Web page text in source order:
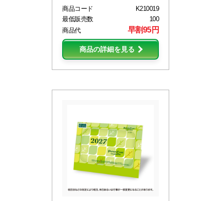
商品コード
K210019
最低販売数
100
商品代
早割95円
商品の詳細を見る